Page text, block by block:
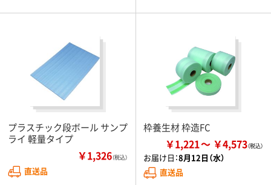
プラスチック段ボール サンプ
ライ 軽量タイプ
￥1,326（税込）
直送品
枠養生材 枠造FC
￥1,221 ￥4,573
お届け日：8月12日（水）
直送品